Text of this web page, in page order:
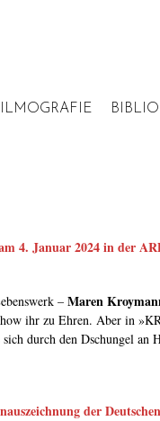
4. Januar 2024 in der
– Maren
ihr zu Ehren. Aber in
durch den Dschungel an
der